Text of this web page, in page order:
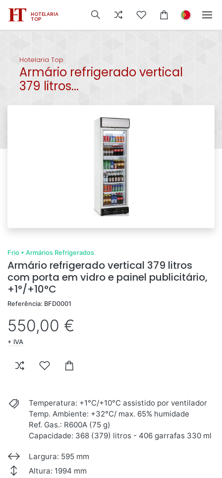
HOTELARIA
TOP
Hotelaria Top
Armário refrigerado vertical
379 litros...
Frio • Armários Refrigerados
Armário refrigerado vertical 379 litros
com porta em vidro e painel publicitário,
+1°/+10°C
Referência: BFD0001
550,00 €
+ IVA
Temperatura: +1°C/+10°C assistido por ventilador
Temp. Ambiente: +32°C/ max. 65% humidade
Ref. Gas.: R600A (75 g)
Capacidade: 368 (379) litros - 406 garrafas 330 ml
Largura: 595 mm
Altura: 1994 mm